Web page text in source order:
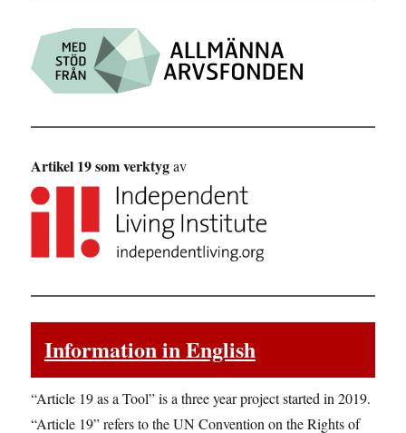
Artikel 19 som verktygav
Information in English
“Article 19 as a Tool” is a three year project started in 2019.
“Article 19” refers to the UN Convention on the Rights of